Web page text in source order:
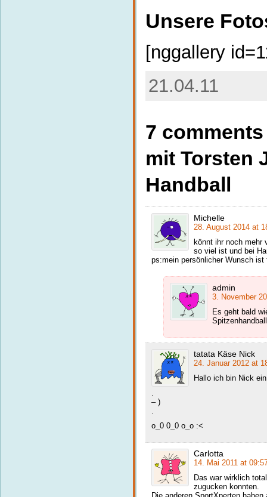
Unsere
[nggallery
21.04.11
7
mit Torsten
Handball
Michelle
28. August 2014 at
könnt ihr noch mehr
so viel ist und bei
ps:mein persönlicher Wunsch ist
admin
3. November
Es geht bald
tatata Käse Nick
24. Januar 2012 at
Hallo ich bin Nick
– )
o_0 0_0 o_o :<
Carlotta
14. Mai 2011 at
Das war wirklich
zugucken konnten.